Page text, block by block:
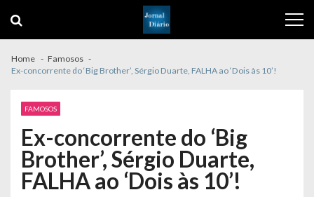
navigation
content
Home
Famosos
Ex-concorrente do ‘Big Brother’, Sérgio Duarte, FALHA ao ‘Dois às 10’!
FAMOSOS
Ex-concorrente do ‘Big
Brother’, Sérgio Duarte,
FALHA ao ‘Dois às 10’!